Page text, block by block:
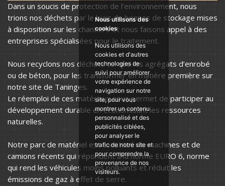
Nous utilisons des
cookies
Nous utilisons des
cookies et d'autres
technologies de
suivi pour améliorer
votre expérience de
navigation sur notre
site, pour vous
montrer un contenu
personnalisé et des
publicités ciblées,
pour analyser le
trafic de notre site et
pour comprendre la
provenance de nos
visiteurs.
Dans un soucis de protection de l’environnement, nous
trions nos déchets par le biais de bennes de stockage mises
à disposition sur les chantiers et nous faisons appel à des
entreprises spécialisées pour le traitement.
Nous recyclons nos déchets tel que les agrégats d’enrobé
ou de béton, pour les transformer en matière première sur
notre site de Taninges.
Le réemploi de ces matériaux nous permet de participer au
développement durable en économisant les ressources
naturelles.
Notre parc de matériel est constitué de machines et de
camions récents qui répondent à la norme EURO 6, norme
qui rend les véhicules moins polluants et réduit les
émissions de gaz à effet de serre.